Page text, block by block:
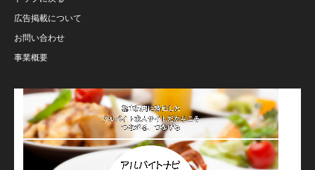
広告掲載について
お問い合わせ
事業概要